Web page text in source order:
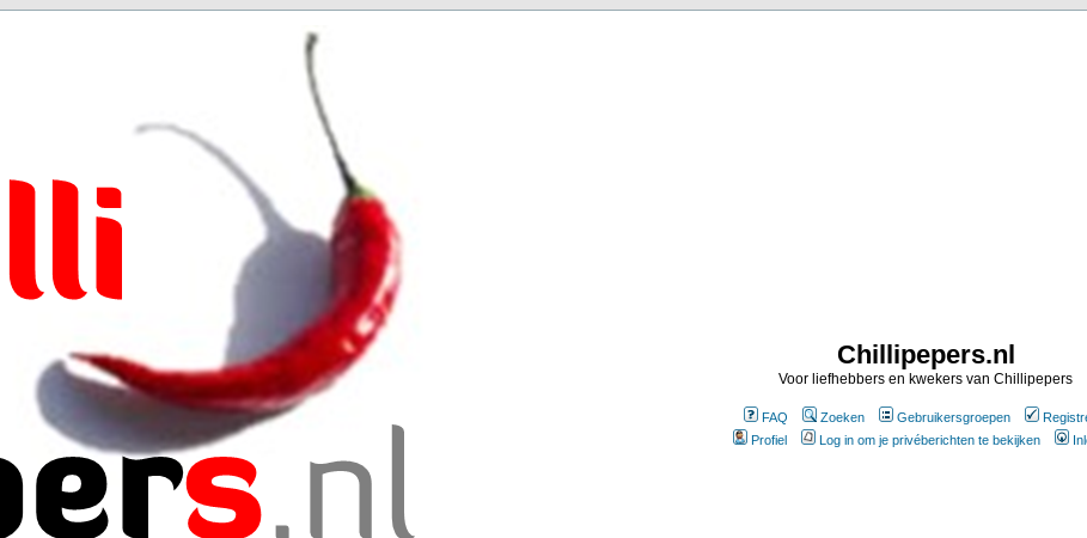
Chillipepers.nl
Voor liefhebbers en kwekers van Chillipepers
FAQ Zoeken Gebruikersgroepen
Profiel
Log in om je privéberichten te bekijken